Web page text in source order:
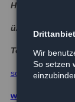
Haustierhilfe-
ü/Sophia
Tel.: 05073 /
Wir
So setzen